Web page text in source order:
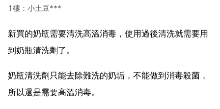
1樓：小土豆***
新買的奶瓶需要清洗高溫消毒，使用過後清洗就需要用
到奶瓶清洗劑了。
奶瓶清洗劑只能去除難洗的奶垢，不能做到消毒殺菌，
所以還是需要高溫消毒。